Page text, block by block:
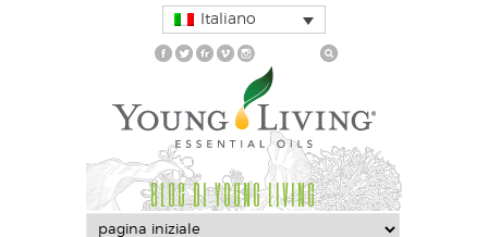
Italiano
BLOG DI YOUNG LIVING